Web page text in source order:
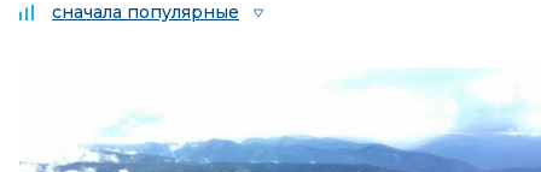
сначала популярные